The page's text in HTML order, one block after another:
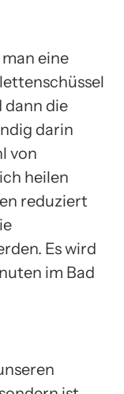
eine
dann die
darin
von
heilen
reduziert
Es wird
im Bad